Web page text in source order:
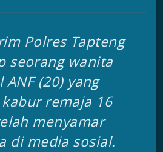
Polres Tapteng
seorang wanita
(20) yang
remaja 16
menyamar
di media sosial.